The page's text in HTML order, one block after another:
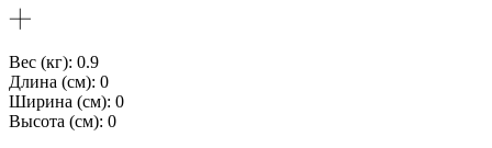
Вес (кг): 0.9
Длина (см): 0
Ширина (см): 0
Высота (см): 0